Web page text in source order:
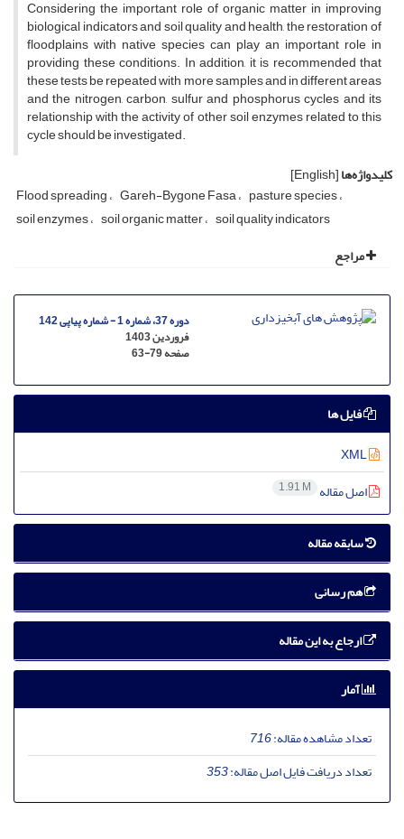
Considering the important role of organic matter in improving
biological indicators and soil quality and health, the restoration of
floodplains with native species can play an important role in
providing these conditions. In addition, it is recommended that
these tests be repeated with more samples and in different areas
and the nitrogen, carbon, sulfur and phosphorus cycles and its
relationship with the activity of other soil enzymes related to this
cycle should be investigated.
کلیدواژه‌ها[English]
Flood spreading Gareh-Bygone Fasa pasture species
soil enzymes soil organic matter soil quality indicators
مراجع
دوره 37، شماره 1 - شماره پیاپی 142
فروردین 1403
صفحه63-79
فایل ها
اصل مقاله 1.91 M
سابقه مقاله
هم رسانی
ارجاع به این مقاله
آمار
تعداد مشاهده مقاله:716
تعداد دریافت فایل اصل مقاله:353